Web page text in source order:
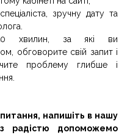
зручну дату та
50 хвилин, за які ви
обговорите свій запит і
проблему глибше і
напишіть в нашу
радістю допоможемо